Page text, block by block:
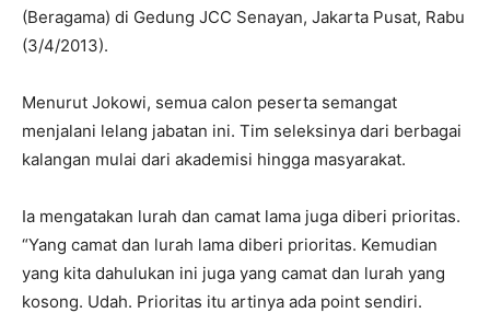
(Beragama) di Gedung JCC Senayan, Jakarta Pusat, Rabu
(3/4/2013).
Menurut Jokowi, semua calon peserta semangat
menjalani lelang jabatan ini. Tim seleksinya dari berbagai
kalangan mulai dari akademisi hingga masyarakat.
Ia mengatakan lurah dan camat lama juga diberi prioritas.
“Yang camat dan lurah lama diberi prioritas. Kemudian
yang kita dahulukan ini juga yang camat dan lurah yang
kosong. Udah. Prioritas itu artinya ada point sendiri.